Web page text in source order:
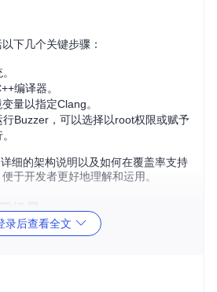
下几个关键步骤：
编译器。
量以指定Clang。
Buzzer，可以选择以root权限或赋予
细的架构说明以及如何在覆盖率支持
于开发者更好地理解和运用。
场景
录后查看全文